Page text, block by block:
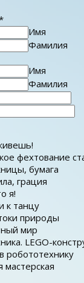
Имя
Фамилия
Имя
Фамилия
фехтование
бумага
грация
я!
к танцу
природы
мир
LEGO-
робототехнику
мастерская